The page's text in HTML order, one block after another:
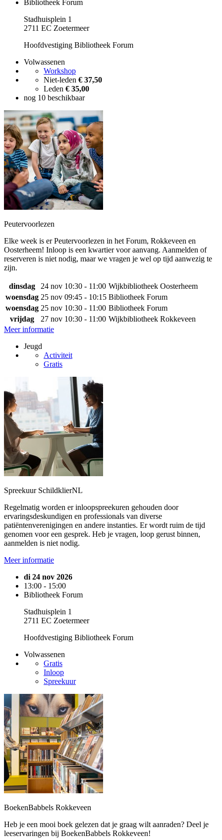
Bibliotheek Forum
Stadhuisplein 1
2711 EC Zoetermeer
Hoofdvestiging Bibliotheek Forum
Volwassenen
Workshop
Niet-leden € 37,50
Leden € 35,00
nog 10 beschikbaar
Peutervoorlezen
Elke week is er Peutervoorlezen in het Forum, Rokkeveen en
Oosterheem! Inloop is een kwartier voor aanvang. Aanmelden of
reserveren is niet nodig, maar we vragen je wel op tijd aanwezig te
zijn.
dinsdag 24 nov 10:30 - 11:00 Wijkbibliotheek Oosterheem
woensdag 25 nov 09:45 - 10:15 Bibliotheek Forum
woensdag 25 nov 10:30 - 11:00 Bibliotheek Forum
vrijdag
27 nov 10:30 - 11:00 Wijkbibliotheek Rokkeveen
Meer informatie
Jeugd
Activiteit
Gratis
Spreekuur SchildklierNL
Regelmatig worden er inloopspreekuren gehouden door
ervaringsdeskundigen en professionals van diverse
patiëntenverenigingen en andere instanties. Er wordt ruim de tijd
genomen voor een gesprek. Heb je vragen, loop gerust binnen,
aanmelden is niet nodig.
Meer informatie
di 24 nov 2026
13:00 - 15:00
Bibliotheek Forum
Stadhuisplein 1
2711 EC Zoetermeer
Hoofdvestiging Bibliotheek Forum
Volwassenen
Gratis
Inloop
Spreekuur
BoekenBabbels Rokkeveen
Heb je een mooi boek gelezen dat je graag wilt aanraden? Deel je
leeservaringen bij BoekenBabbels Rokkeveen!